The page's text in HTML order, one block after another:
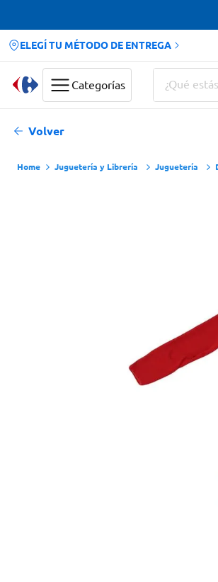
ELEGÍ TU MÉTODO DE ENTREGA
Categorías
¿Qué estás
Volver
Juguetería y Librería Juguetería
Términos más buscados